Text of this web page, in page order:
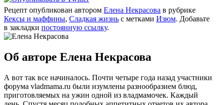
Рецепт опубликован автором Елена Некрасова в рубрике
Кексы и маффины, Сладкая жизнь с метками Изюм. Добавьте
в закладки постоянную ссылку.
Об авторе Елена Некрасова
А вот так все начиналось. Почти четыре года назад участники
форума vladmama.ru были изумлены разнообразием блюд,
приготовляемых на ужин одной из владмамочек. Каждый